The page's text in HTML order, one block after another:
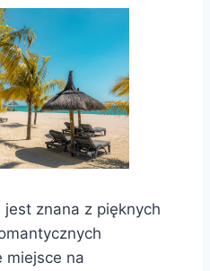
jest znana z pięknych
miejsce na